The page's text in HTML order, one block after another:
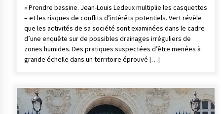
« Prendre bassine. Jean-Louis Ledeux multiplie les casquettes
– et les risques de conflits d’intérêts potentiels. Vert révèle
que les activités de sa société sont examinées dans le cadre
d’une enquête sur de possibles drainages irréguliers de
zones humides. Des pratiques suspectées d’être menées à
grande échelle dans un territoire éprouvé […]